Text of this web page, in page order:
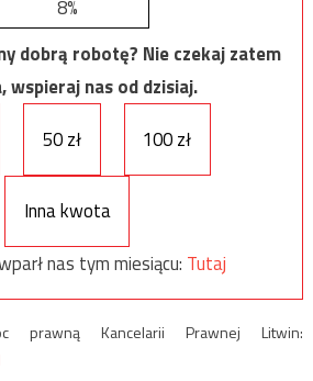
8%
dobrą robotę? Nie czekaj zatem
wspieraj nas od dzisiaj.
50 zł 100 zł
Inna kwota
nas tym miesiącu: Tutaj
prawną Kancelarii Prawnej Litwin: